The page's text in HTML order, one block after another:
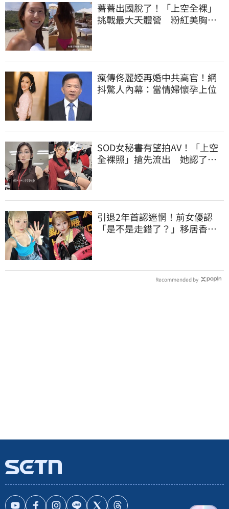
薔薔出國脫了！「上空全裸」
挑戰最大天體營 粉紅美胸被
瘋傳佟麗婭再婚中共高官！網
抖驚人內幕：當情婦懷孕上位
SOD女秘書有望拍AV！「上空
全裸照」搶先流出 她認了：
引退2年首認迷惘！前女優認
「是不是走錯了？」移居香港
Recommended by